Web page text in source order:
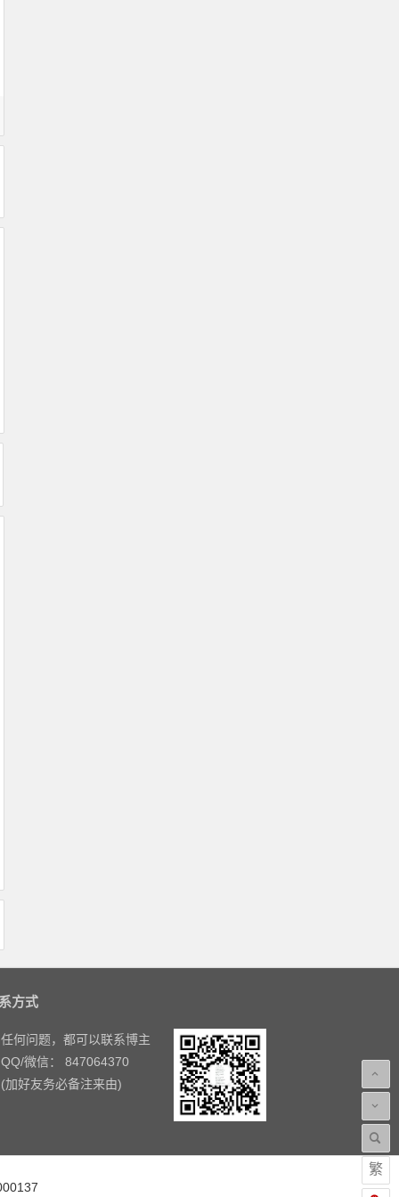
方式
任何问题，都可以联系博主
QQ/微信： 847064370
(加好友务必备注来由)
繁